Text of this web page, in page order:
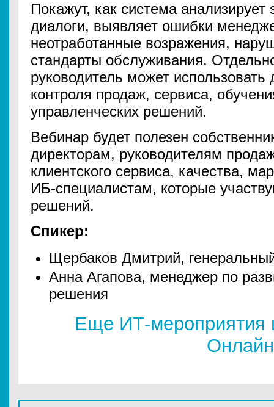
Покажут, как система анализирует
диалоги, выявляет ошибки
неотработанные возражения,
стандарты обслуживания.
руководитель может
контроля продаж, сервиса,
управленческих решений.
Вебинар будет полезен
директорам, руководителям
клиентского сервиса, качества,
ИБ-специалистам, которые
решений.
Спикер:
Щербаков Дмитрий,
Анна Агапова, менеджер по
решения
Еще ИТ-мероприятия
Онлайн